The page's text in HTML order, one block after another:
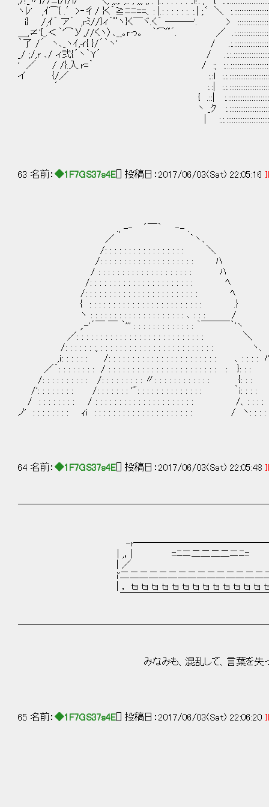
ヽﾚ' ,ｲ⌒{ .′>‐彳/ }く｀≧ﾆﾆ==、: |.: : : : : :. :.| ;.ﾞ ＼
i} /,ｲ´ ア´ ,rﾐ//}ィ´¨ヽ}く￣ヾ.く｀ ───'. >
＿,≠'{_.＜｀'⌒У,//くヽ〉､__｡rっ｡ ｀⌒~´. ／
｀了 /´ ヽ､_ヽｲ,ィ{ }/´｀ヽ' /
_/ ;/,r ､/ ィ弐{´ヽ｀Y´ /
' ／ / /}.入.r=｀ / :;
イ {/／ :.:l
´ :.:|
{ .::|
ヽ _ｸ :.::::::::::::::::::::::::::::.:
| :.:.::::::::::::::::::::::::.:.:
63 名前： ◆1F7GS37s4E [] 投稿日：2017/06/03(Sat) 22:05:16
., -‐ ´￣｀ ‐- .
／ ｀ヽ､
/: : : : : : : : : : : : : : : : : ＼
/: : : : : : : : : : : : : : : : : : : : ﾊ
/ : : : : : : : : : : : : : : : : : : : : ﾊ （
/: : : : : : : : : : : : : : : : : : : : : : ﾍ
/: : : : : : : : : : : : : : : : : : : : : : : : ﾍ （ みなみ
{ : : : : : : : : : : : : : : : : : : : : : : : : .}
ヽ : : : : : : : : : : : : : : : : : : : : ､ : : : / （ 心臓
,.-'´￣ ￣ ｀''' : : : : : : : : : : : : : ｀￣￣￣｀'ヽ
／: : : : : : : : : : : : : : : : : : : : : : : : : : : ＼
/: : : : : : :, : : : : : : : : : : : : : : : : : : : : : : : : ヽ、
,ｉ: : : : : : /: : : : : : : : : : : : : : : : : : : : : : : 、: : : :
／´: : : : : : : : / : : : : : : : : : : : : : : : : : : : : : : : : }: : :
/: : : : : : : : : : /: : : : : : : : : 〃: : : : : : : : : : : : {: : :
/': : : : : : : : /: : : : : : : '": : : : : : : : : : : : : : ｀i: :
/ : : : : : : : : / : : : : : : : : : : : : : : : : : : : : : /、:
ノ' : : : : : : : : ｨi : : : : : : : : : : : : : : : : : : : : : / ヽ: :
64 名前： ◆1F7GS37s4E [] 投稿日：2017/06/03(Sat) 22:05:48
-
| ,，| =ﾆニ二二二二ニﾆ=
| ／ ＼
i'二二二二二二二二二二二二二二二二二
| ， ｔｮ ｔｮ ｔｮ ｔｮ ｔｮ ｔｮ ｔｮ ｔｮ ｔｮ ｔｮ ｔｮ ｔｮ ｔｮ ｔｮ
みなみも、混乱して、言葉を失っ
65 名前： ◆1F7GS37s4E [] 投稿日：2017/06/03(Sat) 22:06:20